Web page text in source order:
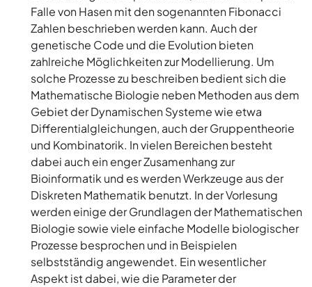
Falle von Hasen mit den sogenannten Fibonacci
Zahlen beschrieben werden kann. Auch der
genetische Code und die Evolution bieten
zahlreiche Möglichkeiten zur Modellierung. Um
solche Prozesse zu beschreiben bedient sich die
Mathematische Biologie neben Methoden aus dem
Gebiet der Dynamischen Systeme wie etwa
Differentialgleichungen, auch der Gruppentheorie
und Kombinatorik. In vielen Bereichen besteht
dabei auch ein enger Zusamenhang zur
Bioinformatik und es werden Werkzeuge aus der
Diskreten Mathematik benutzt. In der Vorlesung
werden einige der Grundlagen der Mathematischen
Biologie sowie viele einfache Modelle biologischer
Prozesse besprochen und in Beispielen
selbstständig angewendet. Ein wesentlicher
Aspekt ist dabei, wie die Parameter der